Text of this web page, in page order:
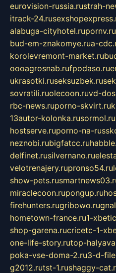
eurovision-russia.rustrah-
itrack-24.ru
alabuga-cityhotel.rupornv.ru
bud-em-znakomye.rua-
korolevremont-market.ru
oooagrosnab.rufpodaso.ru
ukrasotki.ruseksuzbek.ru
sovratili.ruolecoon.ruvd-
rbc-news.ruporno-skvirt.ru
13autor-kolonka.rusormol.ru
hostserve.ruporno-na-
neznobi.rubigfatcc.ru
delfinet.rusilvernano.ru
velotrenajery.rupronso54.ru
show-pets.ru
miraclecoon.rupongup.ru
firehunters.rugribowo.ru
hometown-france.ru1-
shop-garena.rucricetc-1-
one-life-story.rutop-
poka-vse-doma-2.ru3-d-
g2012.rutst-1.rushaggy-